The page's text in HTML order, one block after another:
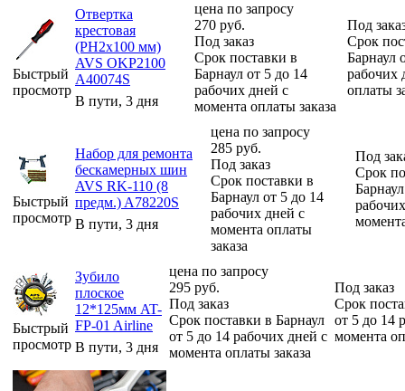
Быстрый
просмотр
Отвертка
крестовая
(PH2x100 мм)
AVS OKP2100
A40074S
В пути, 3 дня
цена по запросу
270 руб.
Под заказ
Срок поставки в
Барнаул от 5 до 14
рабочих дней с
момента оплаты заказа
Под
Срок
Барнаул
рабочих
оплаты
Быстрый
просмотр
Набор для ремонта
бескамерных шин
AVS RK-110 (8
предм.) A78220S
В пути, 3 дня
цена по запросу
285 руб.
Под заказ
Срок поставки в
Барнаул от 5 до 14
рабочих дней с
момента оплаты
заказа
Под
Срок
Быстрый
просмотр
Зубило
плоское
12*125мм AT-
FP-01 Airline
В пути, 3 дня
цена по запросу
295 руб.
Под заказ
Срок поставки в Барнаул
от 5 до 14 рабочих дней с
момента оплаты заказа
Под заказ
Срок
от 5 до 14
момента